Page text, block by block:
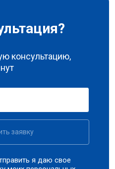
консультацию,
заявку
я даю свое